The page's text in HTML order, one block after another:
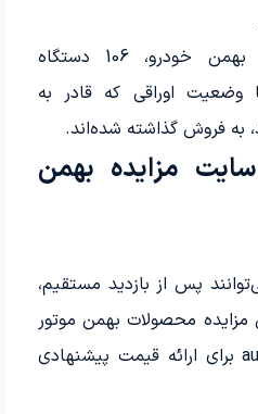
در این بخش از حراج بهمن خودرو، 106 دستگاه
وضعیت اوراقی که قادر به
به فروش گذاشته شده‌اند.
مزایده بهمن
پس از بازدید مستقیم،
مزایده محصولات بهمن موتور
به آدرس auction.bahman.ir برای ارائه قیمت پیشنهادی